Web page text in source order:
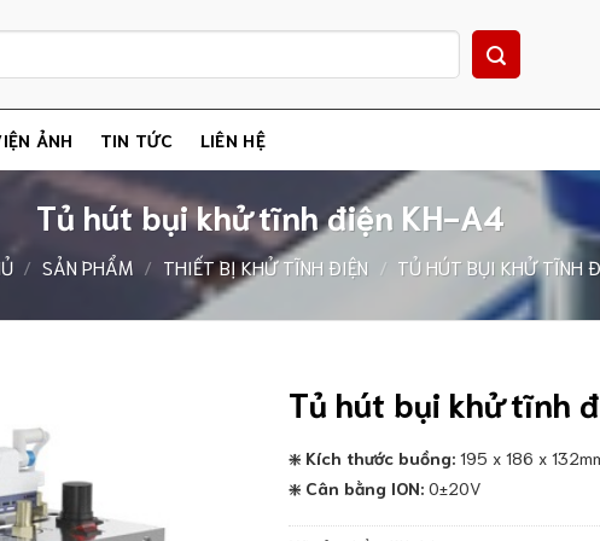
ẢNH TIN TỨC LIÊN HỆ
Tủ hút bụi khử tĩnh điện KH-A4
/ SẢN PHẨM / THIẾT BỊ KHỬ TĨNH ĐIỆN / TỦ HÚT BỤI KHỬ TĨNH
Tủ hút bụi khử tĩnh
❇️ Kích thước buồng: 195 x 186 x
❇️ Cân bằng ION: 0±20V